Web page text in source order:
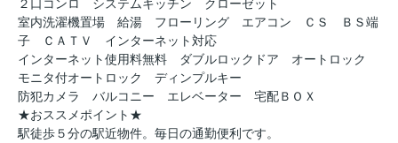
２口コンロ システムキッチン クローゼット
室内洗濯機置場 給湯 フローリング エアコン ＣＳ ＢＳ端
子 ＣＡＴＶ インターネット対応
インターネット使用料無料 ダブルロックドア オートロック
モニタ付オートロック ディンプルキー
防犯カメラ バルコニー エレベーター 宅配ＢＯＸ
★おススメポイント★
駅徒歩５分の駅近物件。毎日の通勤便利です。